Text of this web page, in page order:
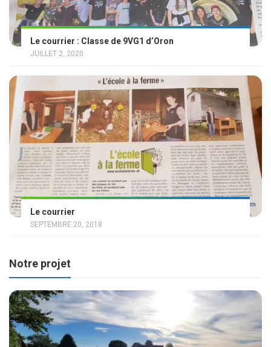
Le courrier : Classe de 9VG1 d’Oron
JUILLET 2, 2020
Le courrier
SEPTEMBRE 20, 2018
Notre projet